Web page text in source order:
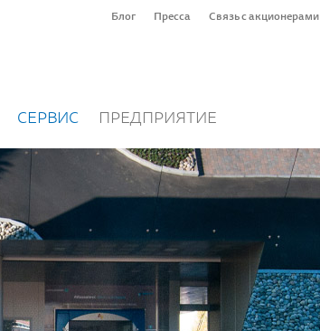
Блог Пресса Связь с акционерами
СЕРВИС ПРЕДПРИЯТИЕ